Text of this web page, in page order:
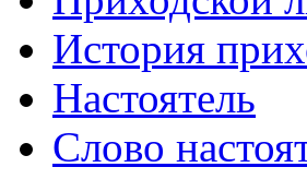
История
Настоятель
Слово